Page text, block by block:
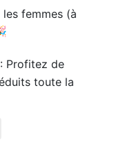
femmes (à
Profitez de
toute la